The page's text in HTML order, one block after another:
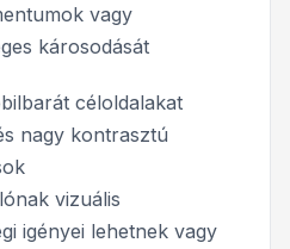
vagy
károsodását
céloldalakat
nagy kontrasztú
vizuális
igényei lehetnek vagy